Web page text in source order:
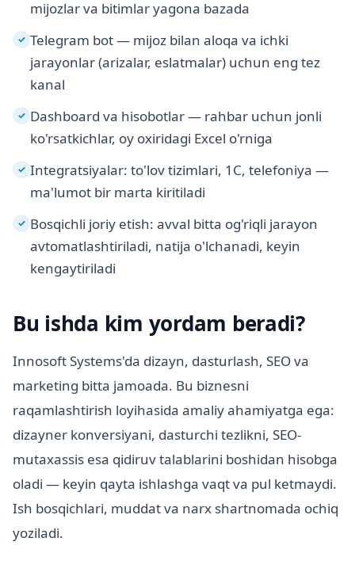
mijozlar va bitimlar yagona bazada
✓ Telegram bot — mijoz bilan aloqa va ichki
jarayonlar (arizalar, eslatmalar) uchun eng tez
kanal
✓ Dashboard va hisobotlar — rahbar uchun jonli
ko'rsatkichlar, oy oxiridagi Excel o'rniga
✓ Integratsiyalar: to'lov tizimlari, 1C, telefoniya —
ma'lumot bir marta kiritiladi
✓ Bosqichli joriy etish: avval bitta og'riqli jarayon
avtomatlashtiriladi, natija o'lchanadi, keyin
kengaytiriladi
Bu ishda kim yordam beradi?
Innosoft Systems'da dizayn, dasturlash, SEO va
marketing bitta jamoada. Bu biznesni
raqamlashtirish loyihasida amaliy ahamiyatga ega:
dizayner konversiyani, dasturchi tezlikni, SEO-
mutaxassis esa qidiruv talablarini boshidan hisobga
oladi — keyin qayta ishlashga vaqt va pul ketmaydi.
Ish bosqichlari, muddat va narx shartnomada ochiq
yoziladi.